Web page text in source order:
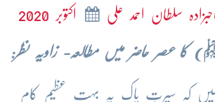
سلطان احمد علی اکتوبر 2020
) کا عصر حاضر میں مطالعہ- زاویہ نظر:
کہ سیرتِ پاک پہ بہت عظیم کام